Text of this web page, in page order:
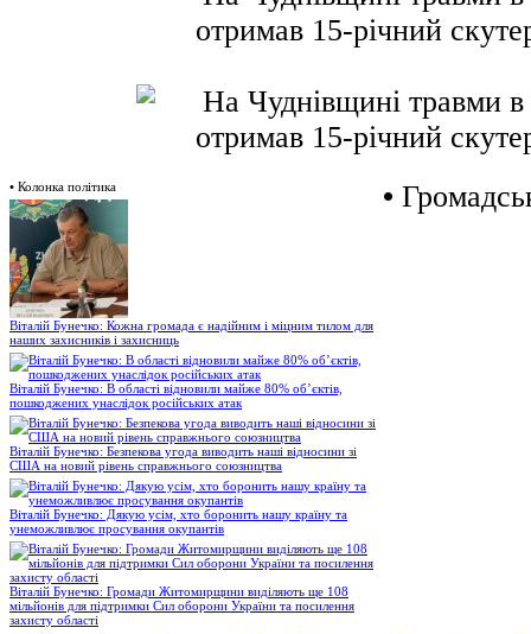
• Колонка політика
Віталій Бунечко: Кожна громада є надійним і міцним тилом для
наших захисників і захисниць
Віталій Бунечко: В області відновили майже 80% об’єктів,
пошкоджених унаслідок російських атак
Віталій Бунечко: Безпекова угода виводить наші відносини зі
США на новий рівень справжнього союзництва
Віталій Бунечко: Дякую усім, хто боронить нашу країну та
унеможливлює просування окупантів
Віталій Бунечко: Громади Житомирщини виділяють ще 108
мільйонів для підтримки Сил оборони України та посилення
захисту області
•